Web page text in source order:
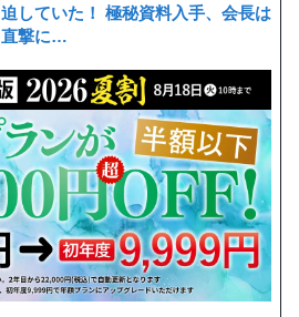
迫していた！ 極秘資料入手、会長は
直撃に…